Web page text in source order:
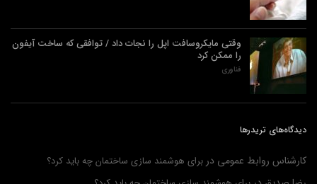
وقتی مایکروسافت اپل را نجات داد / توافقی که ساخت آیفون
را ممکن کرد
فناوری
دیدگاه‌های تریدرها
کارشناس روابط عمومی در برای هوشمند سازی ساختمان چه باید کرد؟